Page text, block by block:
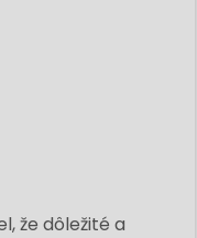
že dôležité a